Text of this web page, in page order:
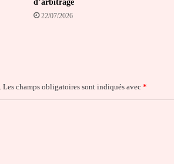
d’arbitrage
22/07/2026
Les champs obligatoires sont indiqués avec *